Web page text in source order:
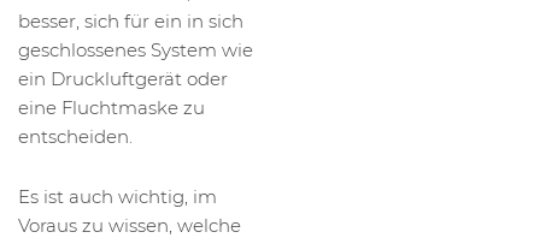
besser, sich für ein in sich
geschlossenes System wie
ein Druckluftgerät oder
eine Fluchtmaske zu
entscheiden.
Es ist auch wichtig, im
Voraus zu wissen, welche